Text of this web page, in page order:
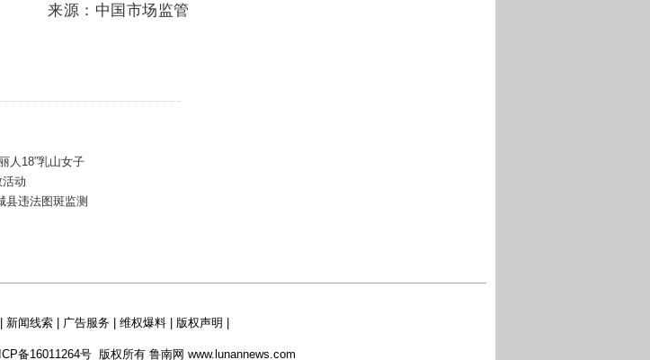
来源：中国市场监管
人18”乳山女子
动
县违法图斑监测
| 新闻线索| 广告服务| 维权爆料| 版权声明 |
备16011264号 版权所有 鲁南网 www.lunannews.com